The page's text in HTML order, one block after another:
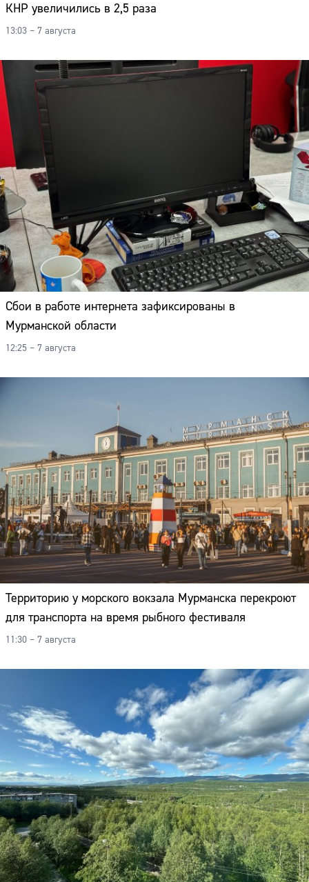
КНР увеличились в 2,5 раза
13:03 – 7 августа
Сбои в работе интернета зафиксированы в
Мурманской области
12:25 – 7 августа
Территорию у морского вокзала Мурманска перекроют
для транспорта на время рыбного фестиваля
11:30 – 7 августа